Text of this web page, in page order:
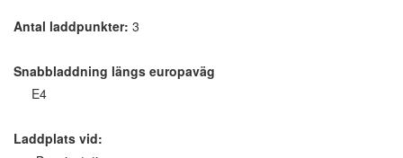
Antal laddpunkter: 3
Snabbladdning längs europaväg
E4
Laddplats vid: